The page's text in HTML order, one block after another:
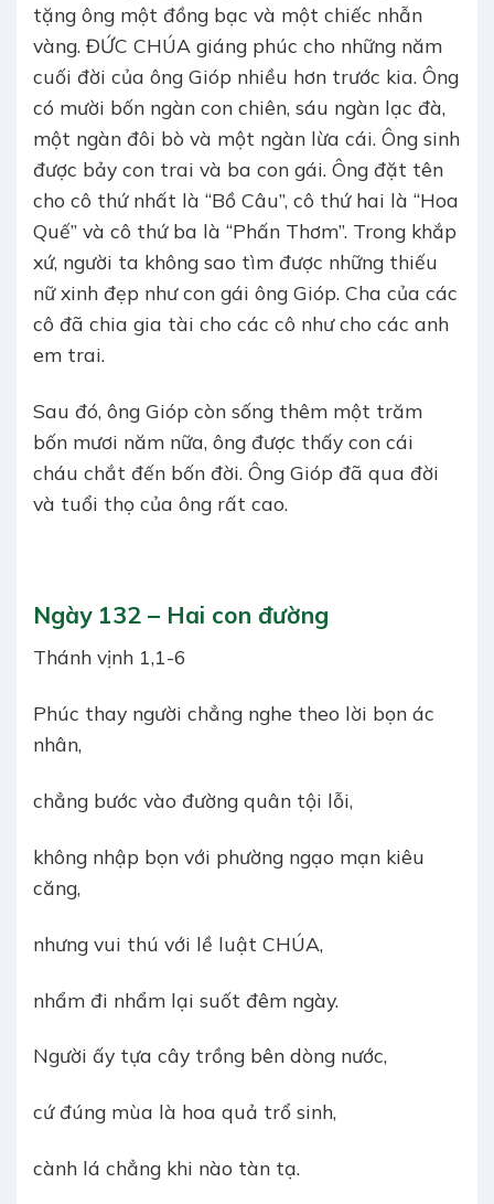
tặng ông một đồng bạc và một chiếc nhẫn
vàng. ĐỨC CHÚA giáng phúc cho những năm
cuối đời của ông Gióp nhiều hơn trước kia. Ông
có mười bốn ngàn con chiên, sáu ngàn lạc đà,
một ngàn đôi bò và một ngàn lừa cái. Ông sinh
được bảy con trai và ba con gái. Ông đặt tên
cho cô thứ nhất là “Bồ Câu”, cô thứ hai là “Hoa
Quế” và cô thứ ba là “Phấn Thơm”. Trong khắp
xứ, người ta không sao tìm được những thiếu
nữ xinh đẹp như con gái ông Gióp. Cha của các
cô đã chia gia tài cho các cô như cho các anh
em trai.
Sau đó, ông Gióp còn sống thêm một trăm
bốn mươi năm nữa, ông được thấy con cái
cháu chắt đến bốn đời. Ông Gióp đã qua đời
và tuổi thọ của ông rất cao.
Ngày 132 – Hai con đường
Thánh vịnh 1,1-6
Phúc thay người chẳng nghe theo lời bọn ác
nhân,
chẳng bước vào đường quân tội lỗi,
không nhập bọn với phường ngạo mạn kiêu
căng,
nhưng vui thú với lề luật CHÚA,
nhẩm đi nhẩm lại suốt đêm ngày.
Người ấy tựa cây trồng bên dòng nước,
cứ đúng mùa là hoa quả trổ sinh,
cành lá chẳng khi nào tàn tạ.